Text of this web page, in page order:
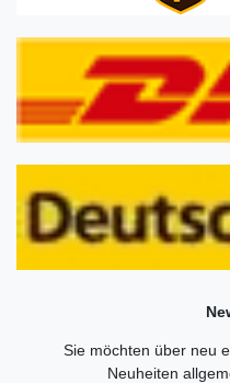
Sie möchten über neu
Neuheiten